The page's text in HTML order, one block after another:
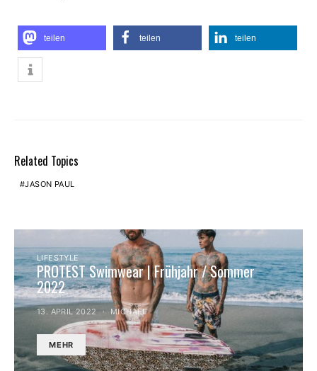
teilen teilen teilen
Related Topics
JASON PAUL
LIFESTYLE
PROTEST Swimwear | Frühjahr / Sommer
2022
13. APRIL 2022 MICHAEL
MEHR